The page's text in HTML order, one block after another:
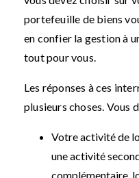
portefeuille de biens
en confier la gestion à
tout pour vous.
Les réponses à ces
plusieurs choses. Vous
Votre activité de
une activité
complémentaire,